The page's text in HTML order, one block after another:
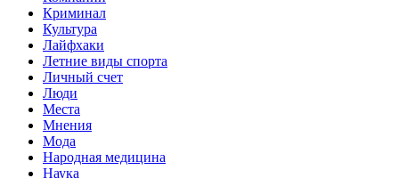
Криминал
Культура
Лайфхаки
Летние виды спорта
Личный счет
Люди
Места
Мнения
Мода
Народная медицина
Наука